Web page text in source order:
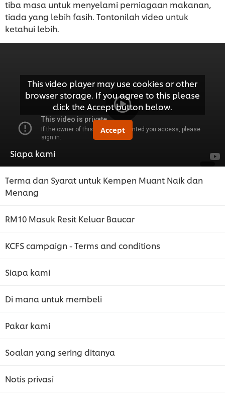
tiba masa untuk menyelami perniagaan makanan,
tiada yang lebih fasih. Tontonilah video untuk
ketahui lebih.
This video player may use cookies or other
browser storage. If you agree to this please
click the Accept button below.
Accept
Siapa kami
Terma dan Syarat untuk Kempen Muant Naik dan
Menang
RM10 Masuk Resit Keluar Baucar
KCFS campaign - Terms and conditions
Siapa kami
Di mana untuk membeli
Pakar kami
Soalan yang sering ditanya
Notis privasi